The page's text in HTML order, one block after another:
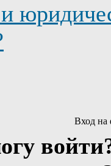
Вход на